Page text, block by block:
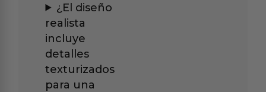
¿El diseño
realista
incluye
detalles
texturizados
para una